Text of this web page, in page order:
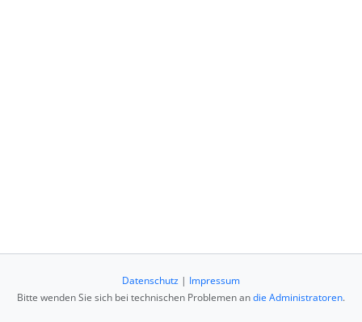
Datenschutz | Impressum
Bitte wenden Sie sich bei technischen Problemen andie Administratoren.